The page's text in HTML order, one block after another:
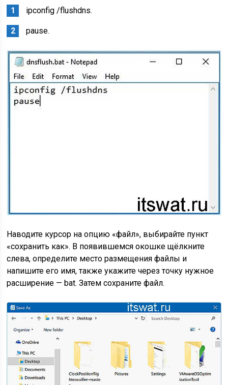
ipconfig /flushdns.
pause.
Наводите курсор на опцию «файл», выбирайте пункт
«сохранить как». В появившемся окошке щёлкните
слева, определите место размещения файлы и
напишите его имя, также укажите через точку нужное
расширение — bat. Затем сохраните файл.